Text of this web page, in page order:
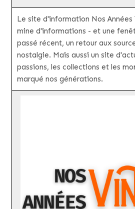
Le site d'information Nos
mine d'informations - et une
passé récent, un retour aux
nostalgie. Mais aussi un site
passions, les collections et les
marqué nos générations.